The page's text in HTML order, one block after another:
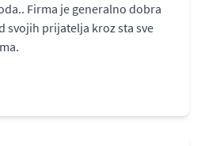
Firma je generalno dobra
svojih prijatelja kroz sta sve